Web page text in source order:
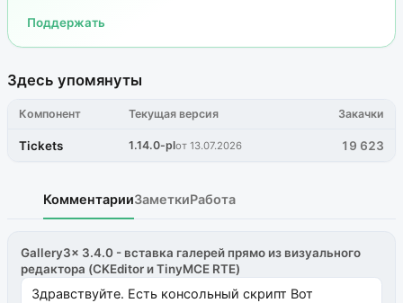
Поддержать
Здесь упомянуты
Компонент Текущая версия Закачки
Tickets 1.14.0-plот 13.07.2026 19 623
КомментарииЗаметкиРабота
Gallery3x 3.4.0 - вставка галерей прямо из визуального
редактора (CKEditor и TinyMCE RTE)
Здравствуйте. Есть консольный скрипт Вот